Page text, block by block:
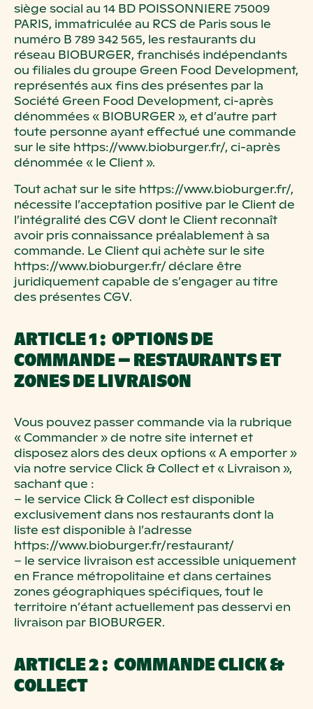
siège social au 14 BD POISSONNIERE 75009
PARIS, immatriculée au RCS de Paris sous le
numéro B 789 342 565, les restaurants du
réseau BIOBURGER, franchisés indépendants
ou filiales du groupe Green Food Development,
représentés aux fins des présentes par la
Société Green Food Development, ci-après
dénommées « BIOBURGER », et d’autre part
toute personne ayant effectué une commande
sur le site https://www.bioburger.fr/, ci-après
dénommée « le Client ».
Tout achat sur le site https://www.bioburger.fr/,
nécessite l’acceptation positive par le Client de
l’intégralité des CGV dont le Client reconnaît
avoir pris connaissance préalablement à sa
commande. Le Client qui achète sur le site
https://www.bioburger.fr/ déclare être
juridiquement capable de s’engager au titre
des présentes CGV.
ARTICLE 1 : OPTIONS DE
COMMANDE – RESTAURANTS ET
ZONES DE LIVRAISON
Vous pouvez passer commande via la rubrique
« Commander » de notre site internet et
disposez alors des deux options « A emporter »
via notre service Click & Collect et « Livraison »,
sachant que :
– le service Click & Collect est disponible
exclusivement dans nos restaurants dont la
liste est disponible à l’adresse
https://www.bioburger.fr/restaurant/
– le service livraison est accessible uniquement
en France métropolitaine et dans certaines
zones géographiques spécifiques, tout le
territoire n’étant actuellement pas desservi en
livraison par BIOBURGER.
ARTICLE 2 : COMMANDE CLICK &
COLLECT